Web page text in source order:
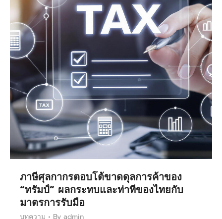
ภาษีศุลกากรตอบโต้ขาดดุลการค้าของ
“ทรัมป์” ผลกระทบและท่าทีของไทยกับ
มาตรการรับมือ
บทความ By admin